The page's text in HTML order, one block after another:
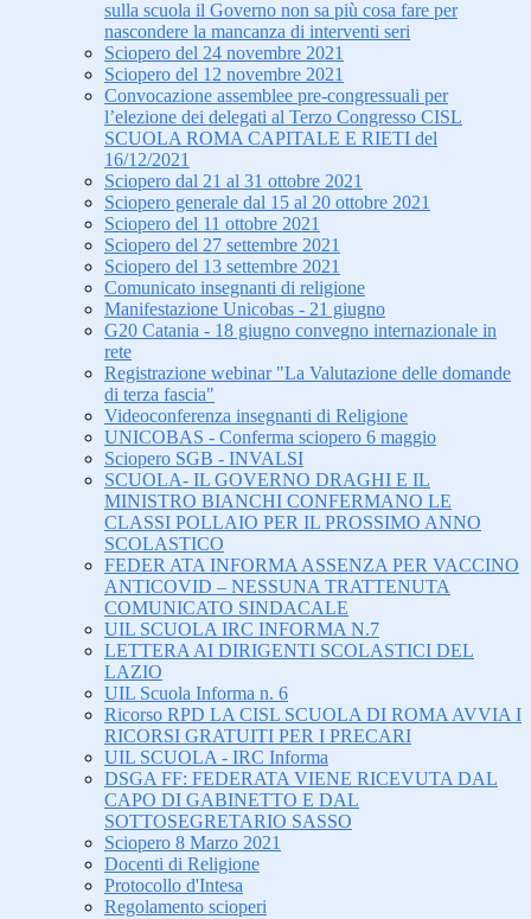
sulla scuola il Governo non sa più cosa fare per
nascondere la mancanza di interventi seri
Sciopero del 24 novembre 2021
Sciopero del 12 novembre 2021
Convocazione assemblee pre-congressuali per
l’elezione dei delegati al Terzo Congresso CISL
SCUOLA ROMA CAPITALE E RIETI del
16/12/2021
Sciopero dal 21 al 31 ottobre 2021
Sciopero generale dal 15 al 20 ottobre 2021
Sciopero del 11 ottobre 2021
Sciopero del 27 settembre 2021
Sciopero del 13 settembre 2021
Comunicato insegnanti di religione
Manifestazione Unicobas - 21 giugno
G20 Catania - 18 giugno convegno internazionale in
rete
Registrazione webinar "La Valutazione delle domande
di terza fascia"
Videoconferenza insegnanti di Religione
UNICOBAS - Conferma sciopero 6 maggio
Sciopero SGB - INVALSI
SCUOLA- IL GOVERNO DRAGHI E IL
MINISTRO BIANCHI CONFERMANO LE
CLASSI POLLAIO PER IL PROSSIMO ANNO
SCOLASTICO
FEDER ATA INFORMA ASSENZA PER VACCINO
ANTICOVID – NESSUNA TRATTENUTA
COMUNICATO SINDACALE
UIL SCUOLA IRC INFORMA N.7
LETTERA AI DIRIGENTI SCOLASTICI DEL
LAZIO
UIL Scuola Informa n. 6
Ricorso RPD LA CISL SCUOLA DI ROMA AVVIA I
RICORSI GRATUITI PER I PRECARI
UIL SCUOLA - IRC Informa
DSGA FF: FEDERATA VIENE RICEVUTA DAL
CAPO DI GABINETTO E DAL
SOTTOSEGRETARIO SASSO
Sciopero 8 Marzo 2021
Docenti di Religione
Protocollo d'Intesa
Regolamento scioperi